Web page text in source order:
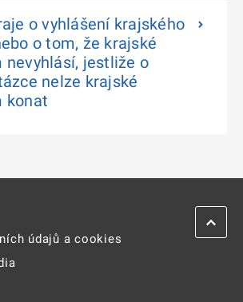
o vyhlášení krajského
o tom, že krajské
nevyhlásí, jestliže o
nelze krajské
konat
údajů a cookies